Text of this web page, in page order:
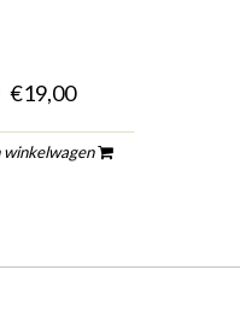
€19,00
winkelwagen